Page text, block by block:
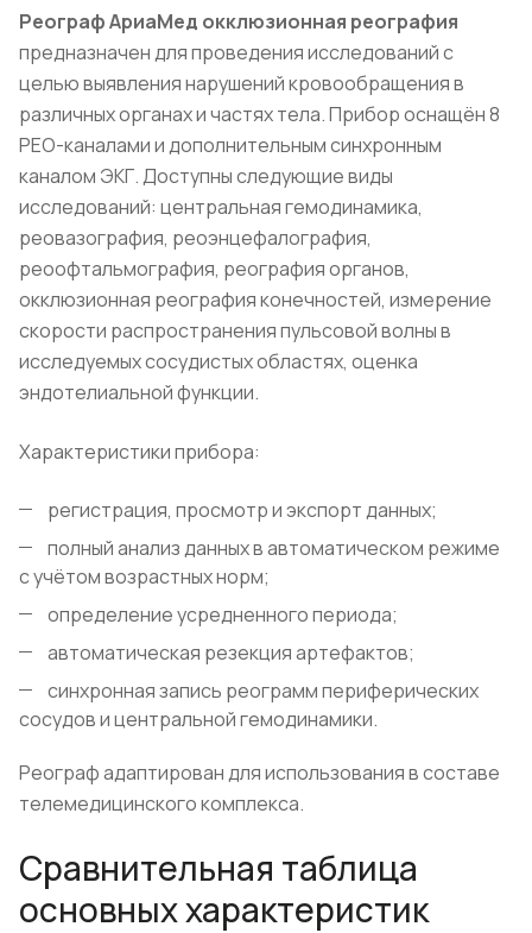
Реограф АриаМед окклюзионная реография
предназначен для проведения исследований с
целью выявления нарушений кровообращения в
различных органах и частях тела. Прибор оснащён 8
РЕО-каналами и дополнительным синхронным
каналом ЭКГ. Доступны следующие виды
исследований: центральная гемодинамика,
реовазография, реоэнцефалография,
реоофтальмография, реография органов,
окклюзионная реография конечностей, измерение
скорости распространения пульсовой волны в
исследуемых сосудистых областях, оценка
эндотелиальной функции.
Характеристики прибора:
регистрация, просмотр и экспорт данных;
полный анализ данных в автоматическом режиме
с учётом возрастных норм;
определение усредненного периода;
автоматическая резекция артефактов;
синхронная запись реограмм периферических
сосудов и центральной гемодинамики.
Реограф адаптирован для использования в составе
телемедицинского комплекса.
Сравнительная таблица
основных характеристик